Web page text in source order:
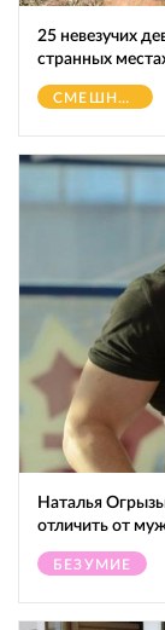
25 невезучих
странных
СМЕШНОЕ
Наталья
отличить от
БЕЗУМИЕ